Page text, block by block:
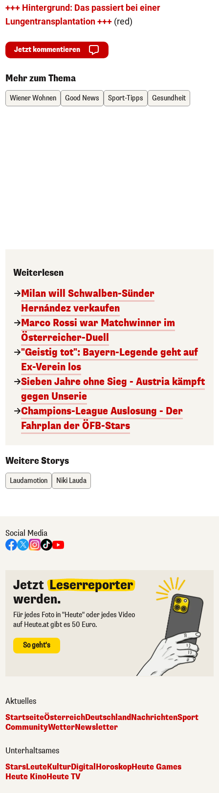
+++ Hintergrund: Das passiert bei einer
Lungentransplantation +++ (red)
Jetzt kommentieren
Mehr zum Thema
Wiener Wohnen Good News Sport-Tipps Gesundheit
Weiterlesen
Milan will Schwalben-Sünder
Hernández verkaufen
Marco Rossi war Matchwinner im
Österreicher-Duell
"Geistig tot": Bayern-Legende geht auf
Ex-Verein los
Sieben Jahre ohne Sieg - Austria kämpft
gegen Unserie
Champions-League Auslosung - Der
Fahrplan der ÖFB-Stars
Weitere Storys
Laudamotion Niki Lauda
Social Media
Jetzt Leserreporter
werden.
Für jedes Foto in "Heute" oder jedes Video
auf Heute.at gibt es 50 Euro.
So geht's
Aktuelles
StartseiteÖsterreichDeutschlandNachrichtenSport
CommunityWetterNewsletter
Unterhaltsames
StarsLeuteKulturDigital HoroskopHeute Games
Heute KinoHeute TV